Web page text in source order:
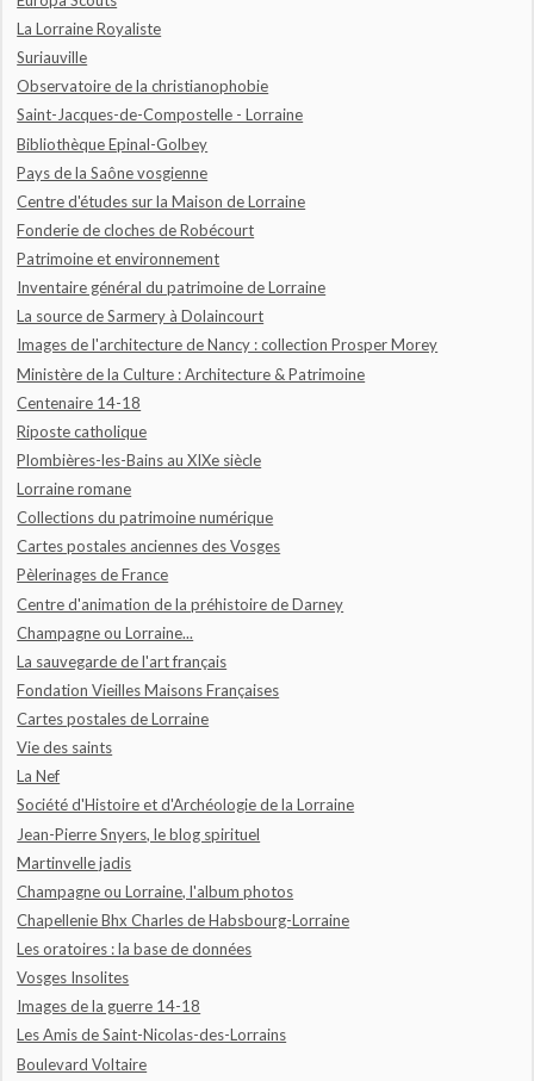
La Lorraine Royaliste
Suriauville
Observatoire de la christianophobie
Saint-Jacques-de-Compostelle - Lorraine
Bibliothèque Epinal-Golbey
Pays de la Saône vosgienne
Centre d'études sur la Maison de Lorraine
Fonderie de cloches de Robécourt
Patrimoine et environnement
Inventaire général du patrimoine de Lorraine
La source de Sarmery à Dolaincourt
Images de l'architecture de Nancy : collection Prosper Morey
Ministère de la Culture : Architecture & Patrimoine
Centenaire 14-18
Riposte catholique
Plombières-les-Bains au XIXe siècle
Lorraine romane
Collections du patrimoine numérique
Cartes postales anciennes des Vosges
Pèlerinages de France
Centre d'animation de la préhistoire de Darney
Champagne ou Lorraine...
La sauvegarde de l'art français
Fondation Vieilles Maisons Françaises
Cartes postales de Lorraine
Vie des saints
La Nef
Société d'Histoire et d'Archéologie de la Lorraine
Jean-Pierre Snyers, le blog spirituel
Martinvelle jadis
Champagne ou Lorraine, l'album photos
Chapellenie Bhx Charles de Habsbourg-Lorraine
Les oratoires : la base de données
Vosges Insolites
Images de la guerre 14-18
Les Amis de Saint-Nicolas-des-Lorrains
Boulevard Voltaire